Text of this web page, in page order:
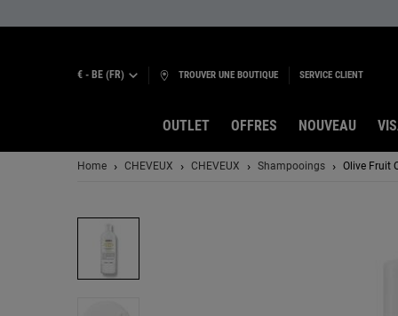
€ - BE (FR) TROUVER UNE BOUTIQUE SERVICE CLIENT
OUTLET OFFRES NOUVEAU
Contenu principalHome CHEVEUX CHEVEUX Shampooings Olive Fruit